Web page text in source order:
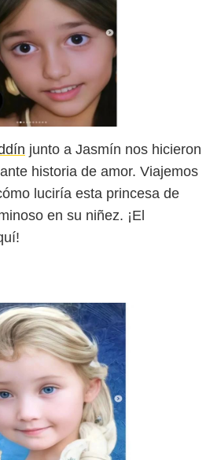
junto a Jasmín nos hicieron
historia de amor. Viajemos
luciría esta princesa de
en su niñez. ¡El
SensaCine